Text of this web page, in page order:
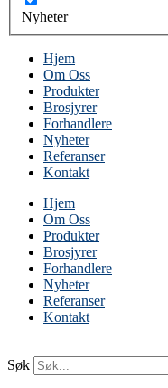
Nyheter
Hjem
Om Oss
Produkter
Brosjyrer
Forhandlere
Nyheter
Referanser
Kontakt
Hjem
Om Oss
Produkter
Brosjyrer
Forhandlere
Nyheter
Referanser
Kontakt
Søk